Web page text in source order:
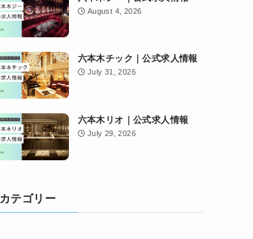
August 4, 2026
六本木チック｜公式求人情報
July 31, 2026
六本木リオ｜公式求人情報
July 29, 2026
カテゴリー